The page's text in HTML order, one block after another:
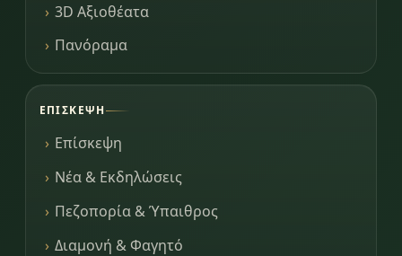
3D Αξιοθέατα
Πανόραμα
ΕΠΊΣΚΕΨΗ
Επίσκεψη
Νέα & Εκδηλώσεις
Πεζοπορία & Ύπαιθρος
Διαμονή & Φαγητό